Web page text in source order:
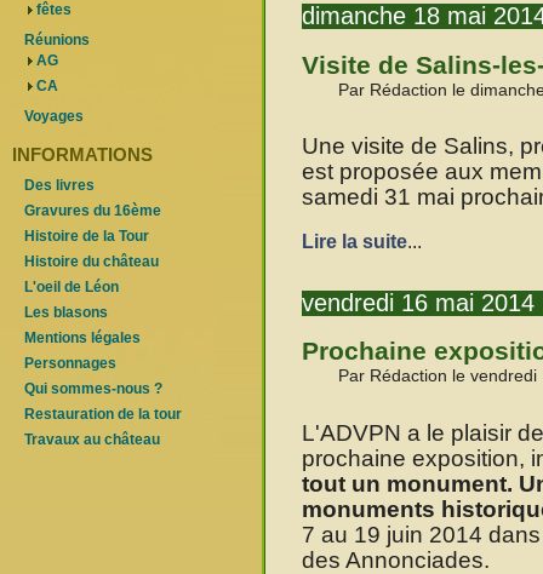
dimanche 18 mai
Visite de Salins-
Par Rédaction le
Une visite de Salins,
est proposée aux
samedi 31 mai
Lire la suite...
vendredi 16 mai 2014
Prochaine
Par Rédaction le
L'ADVPN a le plaisir
prochaine exposition,
tout un monument.
monuments
7 au 19 juin 2014
des Annonciades.
fêtes
Réunions
AG
CA
Voyages
INFORMATIONS
Des livres
Gravures du 16ème
Histoire de la Tour
Histoire du château
L'oeil de Léon
Les blasons
Mentions légales
Personnages
Qui sommes-nous ?
Restauration de la tour
Travaux au château